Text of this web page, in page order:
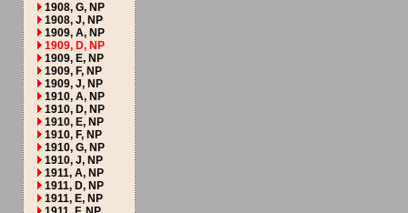
1908, G, NP
1908, J, NP
1909, A, NP
1909, D, NP
1909, E, NP
1909, F, NP
1909, J, NP
1910, A, NP
1910, D, NP
1910, E, NP
1910, F, NP
1910, G, NP
1910, J, NP
1911, A, NP
1911, D, NP
1911, E, NP